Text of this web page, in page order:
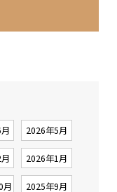
2026年5月
2026年1月
月 2025年9月